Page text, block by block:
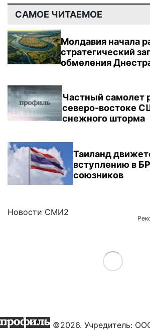
САМОЕ ЧИТАЕМОЕ
Молдавия начала
стратегический
обмеления
Частный самолет
северо-востоке
снежного шторма
Таиланд
вступлению в
союзников
Новости СМИ2
Load More
©2026. Учредитель: